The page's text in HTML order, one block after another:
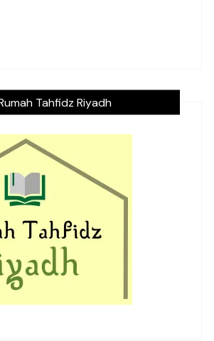
Tahfidz Riyadh